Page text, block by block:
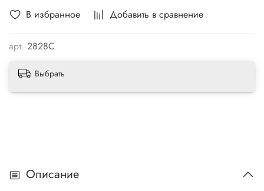
В избранное Добавить в сравнение
арт. 2828С
Выбрать
Описание